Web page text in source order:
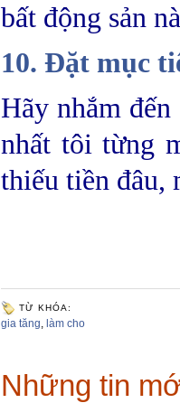
bất động sản
10. Đặt mục
Hãy nhắm
nhất tôi từng
thiếu tiền đâu,
TỪ KHÓA:
gia tăng, làm cho
Những tin